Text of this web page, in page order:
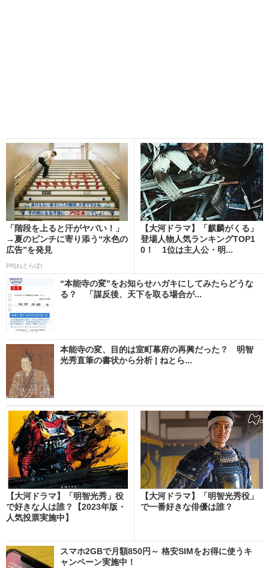
「階段を上ると汗がヤバい！」
→夏のピンチに寄り添う“水色の
広告”を発見
PR(ねとらぼ)
【大河ドラマ】「麒麟がくる」
登場人物人気ランキングTOP1
0！ 1位は主人公・明...
“本能寺の変”をお知らせハガキにしてみたらどうな
る？ 「謀反後、天下を取る場合が...
本能寺の変、目的は室町幕府の再興だった？ 明智
光秀直筆の書状から分析 | ねとら...
【大河ドラマ】「明智光秀」役
で好きな人は誰？【2023年版・
人気投票実施中】
【大河ドラマ】「明智光秀役」
で一番好きな俳優は誰？
スマホ2GBで月額850円～ 格安SIMをお得に使うキ
ャンペーン実施中！